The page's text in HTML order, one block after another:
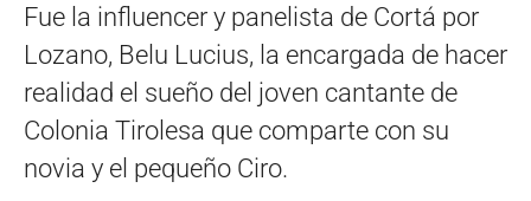
Fue la influencer y panelista de Cortá por
Lozano, Belu Lucius, la encargada de hacer
realidad el sueño del joven cantante de
Colonia Tirolesa que comparte con su
novia y el pequeño Ciro.